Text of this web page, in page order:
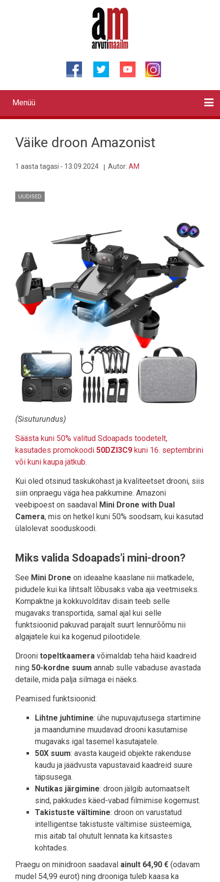
Primary
links
Menüü
Väike droon Amazonist
1 aasta tagasi - 13.09.2024 Autor: AM
UUDISED
(Sisuturundus)
Säästa kuni 50% valitud Sdoapads toodetelt,
kasutades promokoodi 50DZI3C9 kuni 16. septembrini
või kuni kaupa jätkub.
Kui oled otsinud taskukohast ja kvaliteetset drooni, siis
siin onpraegu väga hea pakkumine. Amazoni
veebipoest on saadaval Mini Drone with Dual
Camera, mis on hetkel kuni 50% soodsam, kui kasutad
ülalolevat sooduskoodi.
Miks valida Sdoapads'i mini-droon?
See Mini Drone on ideaalne kaaslane nii matkadele,
pidudele kui ka lihtsalt lõbusaks vaba aja veetmiseks.
Kompaktne ja kokkuvolditav disain teeb selle
mugavaks transportida, samal ajal kui selle
funktsioonid pakuvad parajalt suurt lennurõõmu nii
algajatele kui ka kogenud pilootidele.
Drooni topeltkaamera võimaldab teha häid kaadreid
ning 50-kordne suum annab sulle vabaduse avastada
detaile, mida palja silmaga ei näeks.
Peamised funktsioonid:
Lihtne juhtimine: ühe nupuvajutusega startimine
ja maandumine muudavad drooni kasutamise
mugavaks igal tasemel kasutajatele.
50X suum: avasta kaugeid objekte rakenduse
kaudu ja jäädvusta vapustavaid kaadreid suure
täpsusega.
Nutikas järgimine: droon jälgib automaatselt
sind, pakkudes käed-vabad filmimise kogemust.
Takistuste vältimine: droon on varustatud
intelligentse takistuste vältimise süsteemiga,
mis aitab tal ohutult lennata ka kitsastes
kohtades.
Praegu on minidroon saadaval ainult 64,90 € (odavam
mudel 54,99 eurot) ning drooniga tuleb kaasa ka